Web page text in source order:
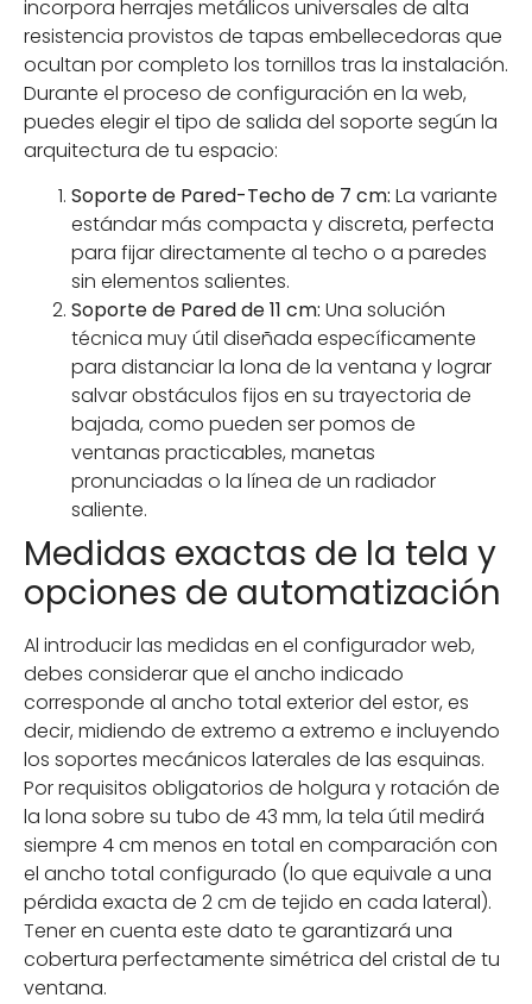
incorpora herrajes metálicos universales de alta
resistencia provistos de tapas embellecedoras que
ocultan por completo los tornillos tras la instalación.
Durante el proceso de configuración en la web,
puedes elegir el tipo de salida del soporte según la
arquitectura de tu espacio:
Soporte de Pared-Techo de 7 cm: La variante
estándar más compacta y discreta, perfecta
para fijar directamente al techo o a paredes
sin elementos salientes.
Soporte de Pared de 11 cm: Una solución
técnica muy útil diseñada específicamente
para distanciar la lona de la ventana y lograr
salvar obstáculos fijos en su trayectoria de
bajada, como pueden ser pomos de
ventanas practicables, manetas
pronunciadas o la línea de un radiador
saliente.
Medidas exactas de la tela y
opciones de automatización
Al introducir las medidas en el configurador web,
debes considerar que el ancho indicado
corresponde al ancho total exterior del estor, es
decir, midiendo de extremo a extremo e incluyendo
los soportes mecánicos laterales de las esquinas.
Por requisitos obligatorios de holgura y rotación de
la lona sobre su tubo de 43 mm, la tela útil medirá
siempre 4 cm menos en total en comparación con
el ancho total configurado (lo que equivale a una
pérdida exacta de 2 cm de tejido en cada lateral).
Tener en cuenta este dato te garantizará una
cobertura perfectamente simétrica del cristal de tu
ventana.